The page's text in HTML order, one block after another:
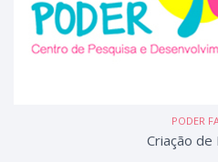
PODER
Criação de